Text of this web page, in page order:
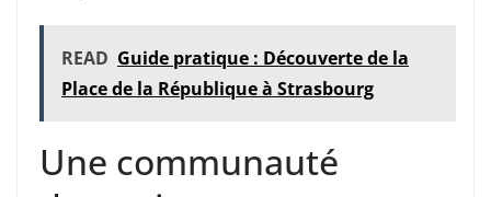
READ Guide pratique : Découverte de la
Place de la République à Strasbourg
Une communauté